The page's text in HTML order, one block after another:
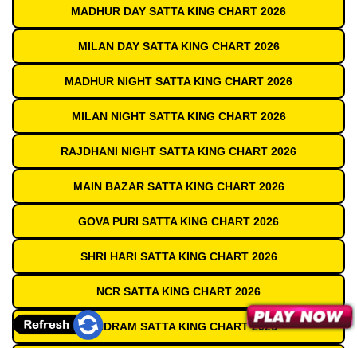
MADHUR DAY SATTA KING CHART 2026
MILAN DAY SATTA KING CHART 2026
MADHUR NIGHT SATTA KING CHART 2026
MILAN NIGHT SATTA KING CHART 2026
RAJDHANI NIGHT SATTA KING CHART 2026
MAIN BAZAR SATTA KING CHART 2026
GOVA PURI SATTA KING CHART 2026
SHRI HARI SATTA KING CHART 2026
NCR SATTA KING CHART 2026
SUNDRAM SATTA KING CHART 2026